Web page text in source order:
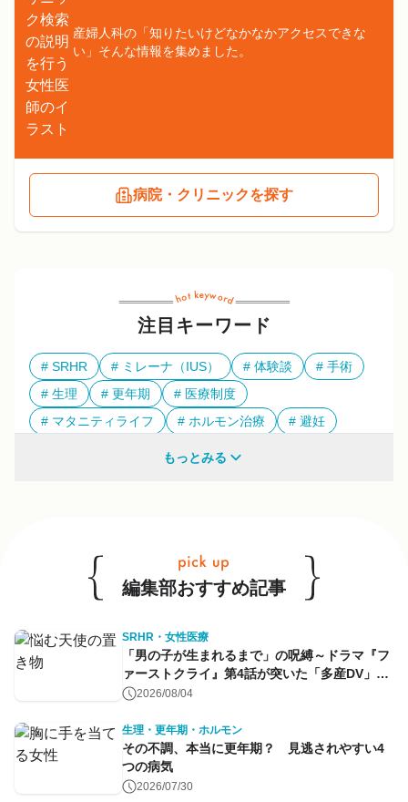
産婦人科の「知りたいけどなかなかアクセスできな
い」そんな情報を集めました。
病院・クリニックを探す
注目キーワード
SRHR ミレーナ（IUS） 体験談
手術
生理
更年期
医療制度
マタニティライフ
ホルモン治療
避妊
もっとみる
編集部おすすめ記事
SRHR・女性医療
「男の子が生まれるまで」の呪縛～ドラマ『フ
ァーストクライ』第4話が突いた「多産DV」と
命のコントロール～
2026/08/04
生理・更年期・ホルモン
その不調、本当に更年期？ 見逃されやすい4
つの病気
2026/07/30